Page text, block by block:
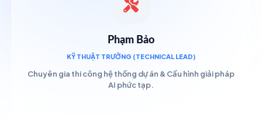
Phạm Bảo
KỸ THUẬT TRƯỞNG (TECHNICAL LEAD)
Chuyên gia thi công hệ thống dự án & Cấu hình giải pháp
AI phức tạp.